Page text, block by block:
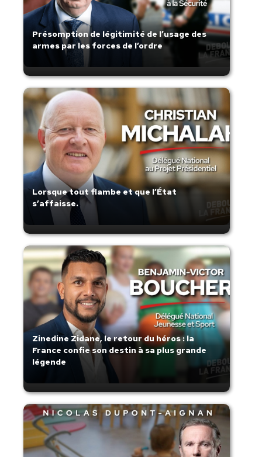
Présomption de légitimité de l’usage des
armes par les forces de l’ordre
Lorsque tout flambe et que l’État
s’affaisse.
Zinedine Zidane, le retour du héros : la
France confie son destin à sa plus grande
légende